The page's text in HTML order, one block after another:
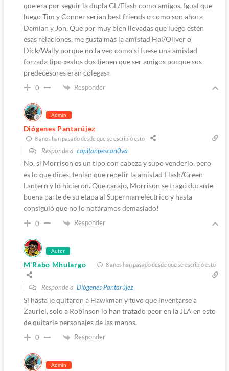
que era por seguir la dupla GL/Flash como amigos. Igual que
luego Tim y Conner serían best friends o como son ahora
Damian y Jon. Que por muy bien llevadas que luego estén
esas relaciones, me gusta más la amistad Hal/Oliver o
Dick/Wally porque no la veo como si fuese una amistad
forzada tipo «estos dos tienen que ser amigos porque sus
predecesores eran colegas».
0 Responder
Admin
Diógenes Pantarújez
8 años han pasado desde que se escribió esto
Responde a capitanpescan0va
No, si Morrison es un tipo con cabeza y supo venderlo, pero
es lo que dices, tenían que repetir la amistad Flash/Green
Lantern y lo hicieron. Que carajo, Morrison se tragó durante
buena parte de su etapa al Superman eléctrico y hasta
consiguió que no lo notáramos demasiado!
0 Responder
Autor
M'Rabo Mhulargo 8 años han pasado desde que se escribió esto
Responde a Diógenes Pantarújez
Si hasta le quitaron a Hawkman y tuvo que inventarse a
Zauriel, solo a Robinson lo han tratado peor en la JLA en esto
de quitarle personajes de las manos.
0 Responder
Admin